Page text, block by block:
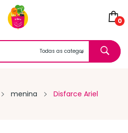
0
menina Disfarce Ariel